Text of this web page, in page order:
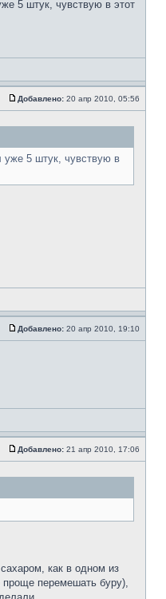
5 штук, чувствую в этот
Добавлено: 20 апр 2010, 05:56
уже 5 штук, чувствую в
Добавлено: 20 апр 2010, 19:10
Добавлено: 21 апр 2010, 17:06
как в одном из
перемешать буру),